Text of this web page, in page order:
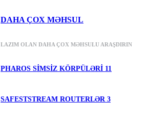
DAHA ÇOX MƏHSUL
LAZIM OLAN DAHA ÇOX MƏHSULU ARAŞDIRIN
PHAROS SIMSIZ KÖRPÜLƏRI 11
SAFESTSTREAM ROUTERLƏR 3